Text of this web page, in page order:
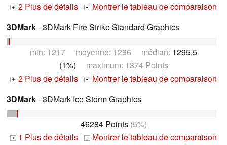
+ 2 Plus de détails + Montrer le tableau de comparaison
3DMark- 3DMark Fire Strike Standard Graphics
min: 1217 moyenne: 1296 médian: 1295.5
(1%) maximum: 1374 Points
+ 2 Plus de détails + Montrer le tableau de comparaison
3DMark- 3DMark Ice Storm Graphics
46284 Points(5%)
+ 1 Plus de détails + Montrer le tableau de comparaison